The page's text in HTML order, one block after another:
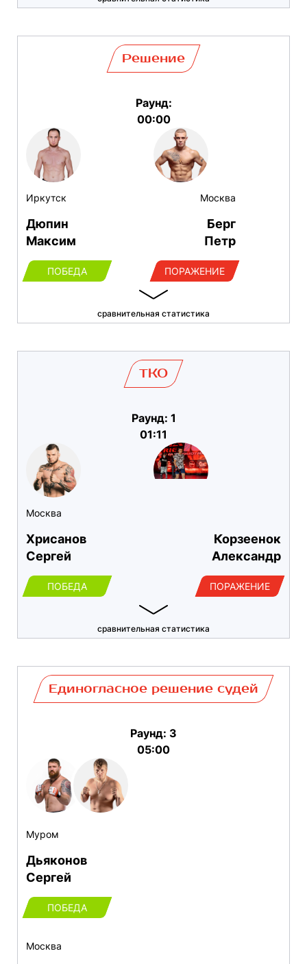
Иркутск
Дюпин
Максим
ПОБЕДА
Решение
Раунд:
00:00
Москва
Берг
Петр
ПОРАЖЕНИЕ
сравнительная статистика
Москва
Хрисанов
Сергей
ПОБЕДА
TKO
Раунд: 1
01:11
Корзеенок
Александр
ПОРАЖЕНИЕ
сравнительная статистика
Муром
Дьяконов
Сергей
ПОБЕДА
Москва
Единогласное решение судей
Раунд: 3
05:00